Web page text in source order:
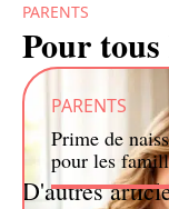
PARENTS
Pour
PARENTS
Prime de
pour les
D'autres